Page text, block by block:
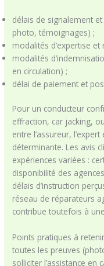
délais de signalement
photo, témoignages) ;
modalités d’expertise
modalités
en circulation) ;
délai de paiement et
Pour un conducteur
effraction, car jacking,
entre l’assureur,
déterminante. Les avis
expériences variées :
disponibilité des
délais d’instruction
réseau de réparateurs
contribue toutefois à
Points pratiques à
toutes les preuves
solliciter l’assistance en